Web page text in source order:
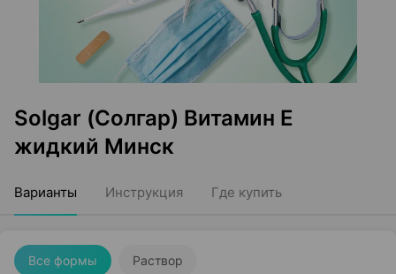
Solgar (Солгар) Витамин Е
жидкий Минск
Варианты Инструкция Где купить
Все формы Раствор